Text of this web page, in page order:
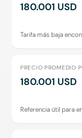
180.001 USD
Tarifa más baja
PRECIO PROMEDIO
180.001 USD
Referencia útil para